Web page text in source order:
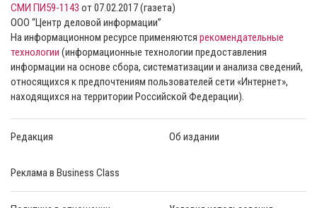
СМИ ПИ59-1143 от 07.02.2017 (газета)
ООО “Центр деловой информации”
На информационном ресурсе применяются рекомендательные
технологии (информационные технологии предоставления
информации на основе сбора, систематизации и анализа сведений,
относящихся к предпочтениям пользователей сети «Интернет»,
находящихся на территории Российской Федерации).
Редакция Об издании
Реклама в Business Class